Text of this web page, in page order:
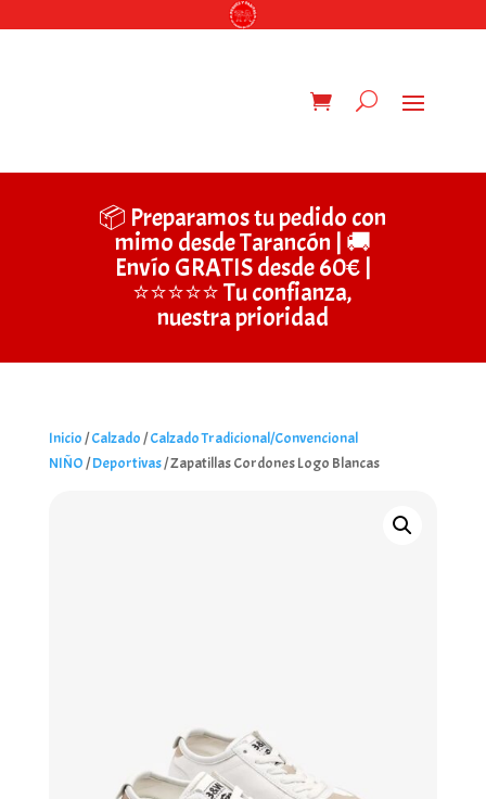
📦 Preparamos tu pedido con
mimo desde Tarancón | 🚚
Envío GRATIS desde 60€ |
⭐⭐⭐⭐⭐ Tu confianza,
nuestra prioridad
Inicio/Calzado/Calzado Tradicional/Convencional
NIÑO/Deportivas/ Zapatillas Cordones Logo Blancas